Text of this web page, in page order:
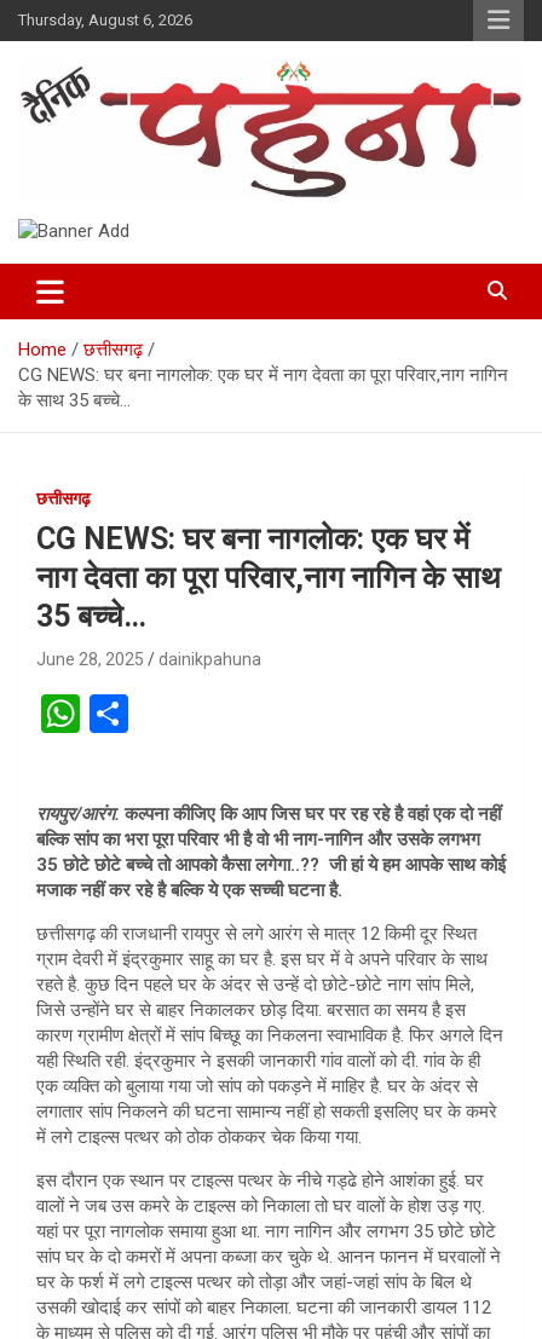
Skip
to
Thursday, August 6, 2026
Dainik Pahuna
Home
छत्तीसगढ़
CG NEWS: घर बना नागलोक: एक घर में नाग देवता का पूरा परिवार,नाग नागिन
के साथ 35 बच्चे…
छत्तीसगढ़
CG NEWS: घर बना नागलोक: एक घर में
नाग देवता का पूरा परिवार,नाग नागिन के साथ
35 बच्चे…
June 28, 2025 dainikpahuna
W
s
A
p
p
e
रायपुर/आरंग. कल्पना कीजिए कि आप जिस घर पर रह रहे है वहां एक दो नहीं
बल्कि सांप का भरा पूरा परिवार भी है वो भी नाग-नागिन और उसके लगभग
35 छोटे छोटे बच्चे तो आपको कैसा लगेगा..?? जी हां ये हम आपके साथ कोई
मजाक नहीं कर रहे है बल्कि ये एक सच्ची घटना है.
छत्तीसगढ़ की राजधानी रायपुर से लगे आरंग से मात्र 12 किमी दूर स्थित
ग्राम देवरी में इंद्रकुमार साहू का घर है. इस घर में वे अपने परिवार के साथ
रहते है. कुछ दिन पहले घर के अंदर से उन्हें दो छोटे-छोटे नाग सांप मिले,
जिसे उन्होंने घर से बाहर निकालकर छोड़ दिया. बरसात का समय है इस
कारण ग्रामीण क्षेत्रों में सांप बिच्छू का निकलना स्वाभाविक है. फिर अगले दिन
यही स्थिति रही. इंद्रकुमार ने इसकी जानकारी गांव वालों को दी. गांव के ही
एक व्यक्ति को बुलाया गया जो सांप को पकड़ने में माहिर है. घर के अंदर से
लगातार सांप निकलने की घटना सामान्य नहीं हो सकती इसलिए घर के कमरे
में लगे टाइल्स पत्थर को ठोक ठोककर चेक किया गया.
इस दौरान एक स्थान पर टाइल्स पत्थर के नीचे गड्ढे होने आशंका हुई. घर
वालों ने जब उस कमरे के टाइल्स को निकाला तो घर वालों के होश उड़ गए.
यहां पर पूरा नागलोक समाया हुआ था. नाग नागिन और लगभग 35 छोटे छोटे
सांप घर के दो कमरों में अपना कब्जा कर चुके थे. आनन फानन में घरवालों ने
घर के फर्श में लगे टाइल्स पत्थर को तोड़ा और जहां-जहां सांप के बिल थे
उसकी खोदाई कर सांपों को बाहर निकाला. घटना की जानकारी डायल 112
के माध्यम से पुलिस को दी गई. आरंग पुलिस भी मौके पर पहुंची और सांपों का